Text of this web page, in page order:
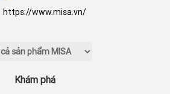
https://www.misa.vn/
Khám phá